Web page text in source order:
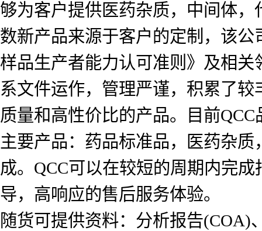
够为客户提供医药杂质，中间体
数新产品来源于客户的定制，该公
样品生产者能力认可准则》及相
系文件运作，管理严谨，积累了
质量和高性价比的产品。目前
主要产品：药品标准品，医药杂
成。QCC可以在较短的周期内完
导，高响应的售后服务体验。
随货可提供资料：分析报告(COA)